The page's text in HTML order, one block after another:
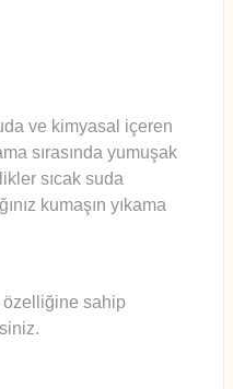
ve kimyasal içeren
sırasında yumuşak
sıcak suda
kumaşın yıkama
özelliğine sahip